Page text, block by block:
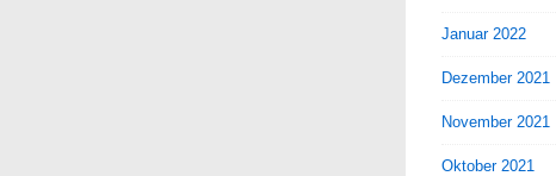
Januar 2022
Dezember 2021
November 2021
Oktober 2021